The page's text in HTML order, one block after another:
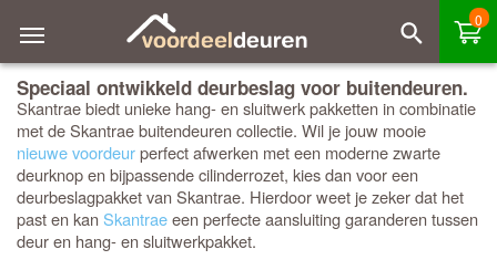
0
Speciaal ontwikkeld deurbeslag voor buitendeuren.
Skantrae biedt unieke hang- en sluitwerk pakketten in combinatie
met de Skantrae buitendeuren collectie. Wil je jouw mooie
nieuwe voordeurperfect afwerken met een moderne zwarte
deurknop en bijpassende cilinderrozet, kies dan voor een
deurbeslagpakket van Skantrae. Hierdoor weet je zeker dat het
past en kanSkantraeeen perfecte aansluiting garanderen tussen
deur en hang- en sluitwerkpakket.